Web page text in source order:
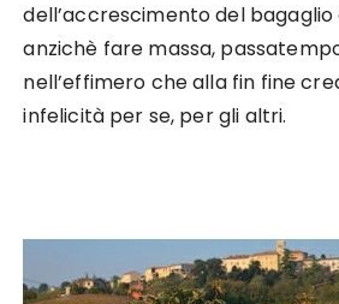
dell’accrescimento del
anzichè fare massa,
nell’effimero che alla fin fine
infelicità per se, per gli altri.